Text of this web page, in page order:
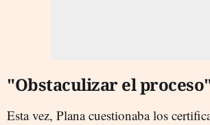
"Obstaculizar el
Esta vez, Plana cuestionaba los